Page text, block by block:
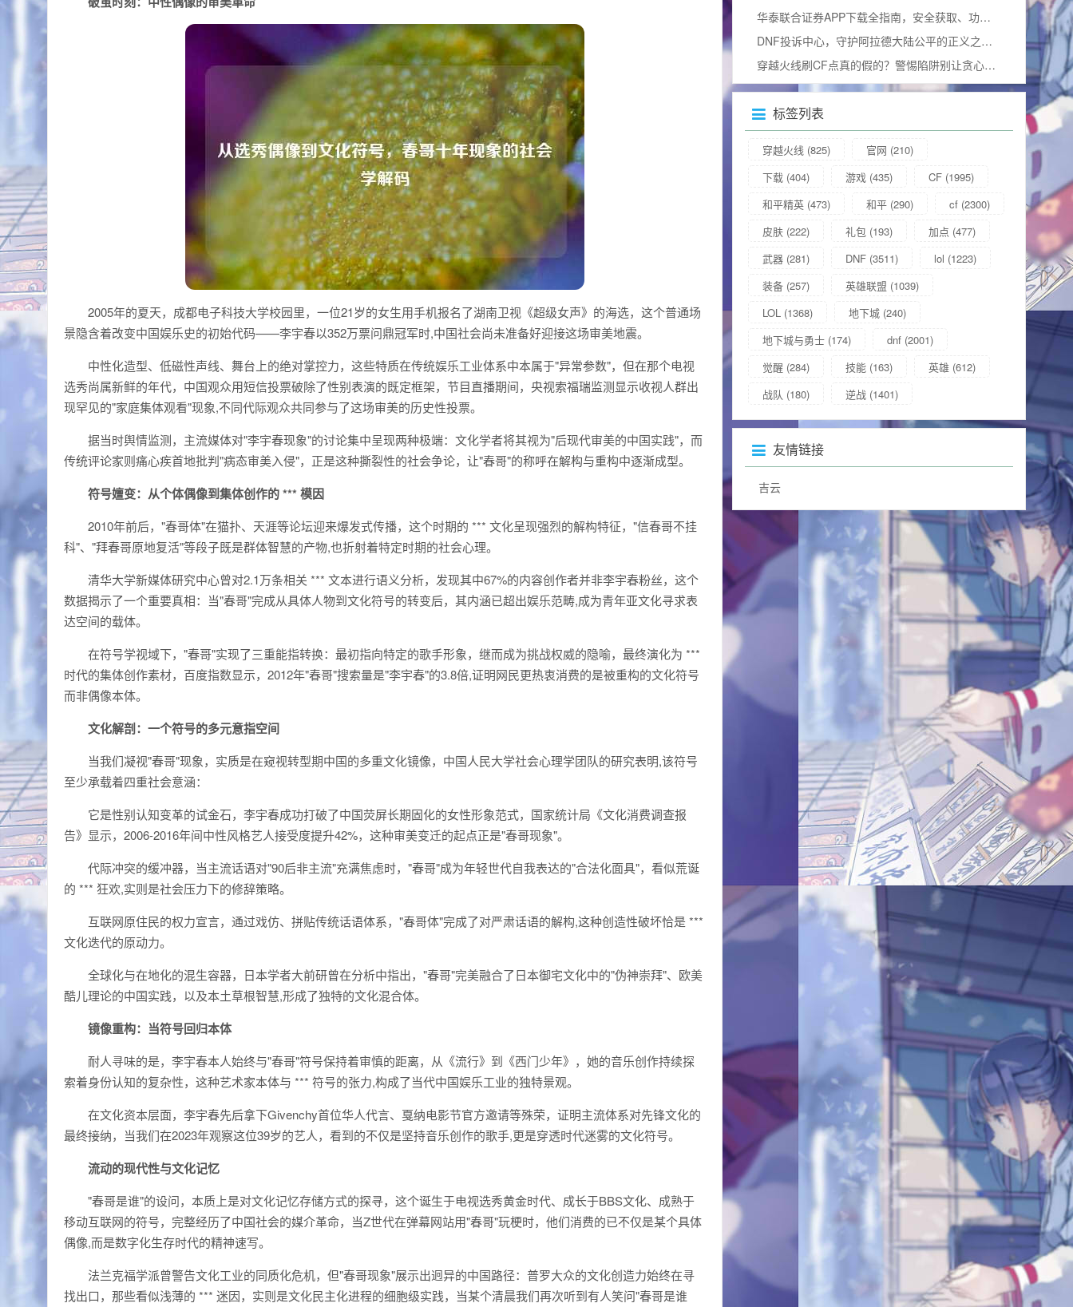
2005年的夏天，成都电子科技大学校园里，一位21岁的女生用手机报名了湖南卫视《超级女声》的海选，这个普通场
景隐含着改变中国娱乐史的初始代码——李宇春以352万票问鼎冠军时,中国社会尚未准备好迎接这场审美地震。
中性化造型、低磁性声线、舞台上的绝对掌控力，这些特质在传统娱乐工业体系中本属于"异常参数"，但在那个电视
选秀尚属新鲜的年代，中国观众用短信投票破除了性别表演的既定框架，节目直播期间，央视索福瑞监测显示收视人群出
现罕见的"家庭集体观看"现象,不同代际观众共同参与了这场审美的历史性投票。
据当时舆情监测，主流媒体对"李宇春现象"的讨论集中呈现两种极端：文化学者将其视为"后现代审美的中国实践"，而
传统评论家则痛心疾首地批判"病态审美入侵"，正是这种撕裂性的社会争论，让"春哥"的称呼在解构与重构中逐渐成型。
符号嬗变：从个体偶像到集体创作的 *** 模因
2010年前后，"春哥体"在猫扑、天涯等论坛迎来爆发式传播，这个时期的 *** 文化呈现强烈的解构特征，"信春哥不挂
科"、"拜春哥原地复活"等段子既是群体智慧的产物,也折射着特定时期的社会心理。
清华大学新媒体研究中心曾对2.1万条相关 *** 文本进行语义分析，发现其中67%的内容创作者并非李宇春粉丝，这个
数据揭示了一个重要真相：当"春哥"完成从具体人物到文化符号的转变后，其内涵已超出娱乐范畴,成为青年亚文化寻求表
达空间的载体。
在符号学视域下，"春哥"实现了三重能指转换：最初指向特定的歌手形象，继而成为挑战权威的隐喻，最终演化为 ***
时代的集体创作素材，百度指数显示，2012年"春哥"搜索量是"李宇春"的3.8倍,证明网民更热衷消费的是被重构的文化符号
而非偶像本体。
文化解剖：一个符号的多元意指空间
当我们凝视"春哥"现象，实质是在窥视转型期中国的多重文化镜像，中国人民大学社会心理学团队的研究表明,该符号
至少承载着四重社会意涵：
它是性别认知变革的试金石，李宇春成功打破了中国荧屏长期固化的女性形象范式，国家统计局《文化消费调查报
告》显示，2006-2016年间中性风格艺人接受度提升42%，这种审美变迁的起点正是"春哥现象"。
代际冲突的缓冲器，当主流话语对"90后非主流"充满焦虑时，"春哥"成为年轻世代自我表达的"合法化面具"，看似荒诞
的 *** 狂欢,实则是社会压力下的修辞策略。
互联网原住民的权力宣言，通过戏仿、拼贴传统话语体系，"春哥体"完成了对严肃话语的解构,这种创造性破坏恰是 ***
文化迭代的原动力。
全球化与在地化的混生容器，日本学者大前研曾在分析中指出，"春哥"完美融合了日本御宅文化中的"伪神崇拜"、欧美
酷儿理论的中国实践，以及本土草根智慧,形成了独特的文化混合体。
镜像重构：当符号回归本体
耐人寻味的是，李宇春本人始终与"春哥"符号保持着审慎的距离，从《流行》到《西门少年》，她的音乐创作持续探
索着身份认知的复杂性，这种艺术家本体与 *** 符号的张力,构成了当代中国娱乐工业的独特景观。
在文化资本层面，李宇春先后拿下Givenchy首位华人代言、戛纳电影节官方邀请等殊荣，证明主流体系对先锋文化的
最终接纳，当我们在2023年观察这位39岁的艺人，看到的不仅是坚持音乐创作的歌手,更是穿透时代迷雾的文化符号。
流动的现代性与文化记忆
"春哥是谁"的设问，本质上是对文化记忆存储方式的探寻，这个诞生于电视选秀黄金时代、成长于BBS文化、成熟于
移动互联网的符号，完整经历了中国社会的媒介革命，当Z世代在弹幕网站用"春哥"玩梗时，他们消费的已不仅是某个具体
偶像,而是数字化生存时代的精神速写。
法兰克福学派曾警告文化工业的同质化危机，但"春哥现象"展示出迥异的中国路径：普罗大众的文化创造力始终在寻
找出口，那些看似浅薄的 *** 迷因，实则是文化民主化进程的细胞级实践，当某个清晨我们再次听到有人笑问"春哥是谁
华泰联合证券APP下载全指南，安全获取、功能解析与使用技巧
DNF投诉中心，守护阿拉德大陆公平的正义之门官方网站
穿越火线刷CF点真的假的？警惕陷阱别让贪心毁掉游戏体验
标签列表
穿越火线 (825) 官网 (210)
下载 (404) 游戏 (435) CF (1995)
和平精英 (473) 和平 (290) cf (2300)
皮肤 (222) 礼包 (193) 加点 (477)
武器 (281) DNF (3511) lol (1223)
装备 (257) 英雄联盟 (1039)
LOL (1368) 地下城 (240)
地下城与勇士 (174) dnf (2001)
觉醒 (284) 技能 (163) 英雄 (612)
战队 (180) 逆战 (1401)
友情链接
吉云